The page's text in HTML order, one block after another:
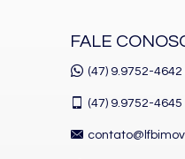
FALE
(47) 9.9752-
(47) 9.9752-4645